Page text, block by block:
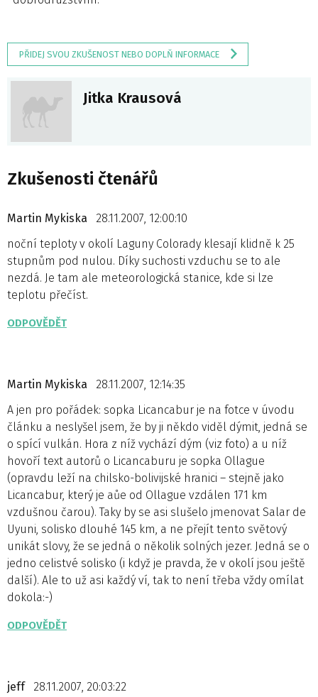
PŘIDEJ SVOU ZKUŠENOST NEBO DOPLŇ INFORMACE
Jitka Krausová
Zkušenosti čtenářů
Martin Mykiska
28.11.2007, 12:00:10
noční teploty v okolí Laguny Colorady klesají klidně k 25
stupnům pod nulou. Díky suchosti vzduchu se to ale
nezdá. Je tam ale meteorologická stanice, kde si lze
teplotu přečíst.
ODPOVĚDĚT
Martin Mykiska
28.11.2007, 12:14:35
A jen pro pořádek: sopka Licancabur je na fotce v úvodu
článku a neslyšel jsem, že by ji někdo viděl dýmit, jedná se
o spící vulkán. Hora z níž vychází dým (viz foto) a u níž
hovoří text autorů o Licancaburu je sopka Ollague
(opravdu leží na chilsko-bolivijské hranici – stejně jako
Licancabur, který je aůe od Ollague vzdálen 171 km
vzdušnou čarou). Taky by se asi slušelo jmenovat Salar de
Uyuni, solisko dlouhé 145 km, a ne přejít tento světový
unikát slovy, že se jedná o několik solných jezer. Jedná se o
jedno celistvé solisko (i když je pravda, že v okolí jsou ještě
další). Ale to už asi každý ví, tak to není třeba vždy omílat
dokola:-)
ODPOVĚDĚT
jeff
28.11.2007, 20:03:22